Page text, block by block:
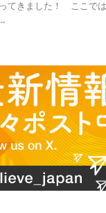
てきました！ ここで